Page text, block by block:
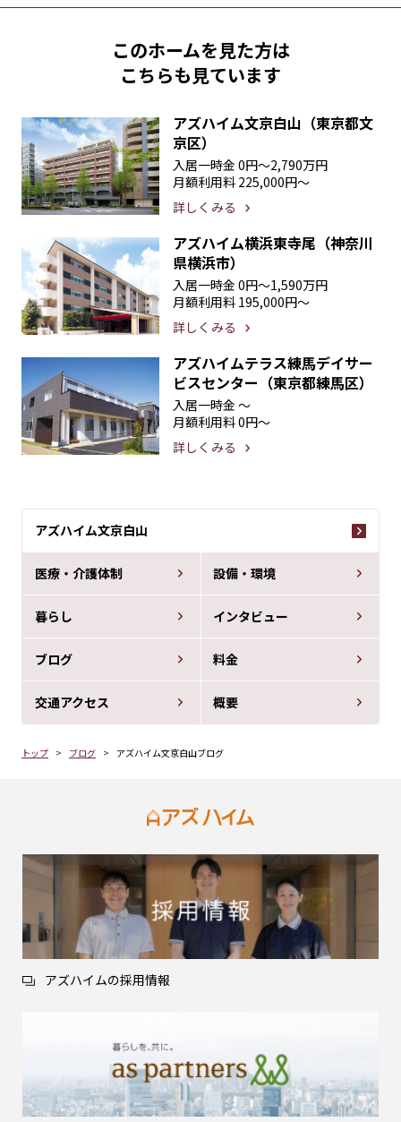
アズハイム文京白山
医療・介護体制 設備・環境
暮らし インタビュー
ブログ 料金
交通アクセス 概要
トップ ブログ アズハイム文京白山ブログ
このホームを見た方は
こちらも見ています
アズハイム文京白山（東京都文
京区）
入居一時金 0円〜2,790万円
月額利用料 225,000円〜
詳しくみる
アズハイム横浜東寺尾（神奈川
県横浜市）
入居一時金 0円〜1,590万円
月額利用料 195,000円〜
詳しくみる
アズハイムテラス練馬デイサー
ビスセンター（東京都練馬区）
入居一時金 〜
月額利用料0円〜
詳しくみる
アズハイムの採用情報